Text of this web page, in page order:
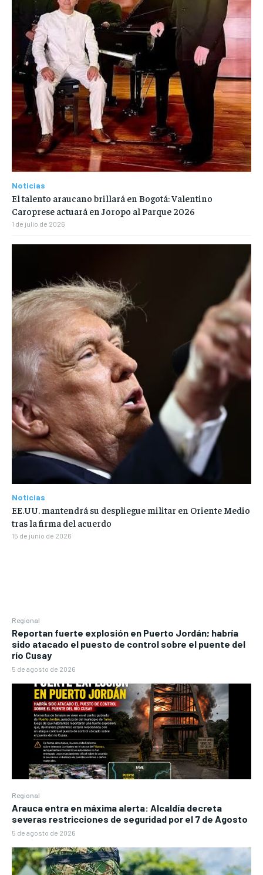
Regional
Reportan fuerte explosión en Puerto Jordán; habría
sido atacado el puesto de control sobre el puente del
río Cusay
5 de agosto de 2026
Regional
Arauca entra en máxima alerta: Alcaldía decreta
severas restricciones de seguridad por el 7 de Agosto
5 de agosto de 2026
Noticias
El talento araucano brillará en Bogotá: Valentino
Caroprese actuará en Joropo al Parque 2026
1 de julio de 2026
Noticias
EE.UU. mantendrá su despliegue militar en Oriente Medio
tras la firma del acuerdo
15 de junio de 2026